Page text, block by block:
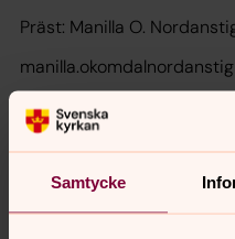
Samtycke
Präst: Manilla O.
Senast ändrad 16 augusti 2024
Synpunkter eller
innehåll?